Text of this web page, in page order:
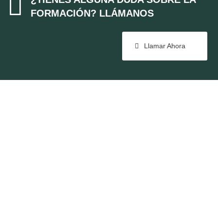

FORMACIÓN? LLÁMANOS
Llamar Ahora